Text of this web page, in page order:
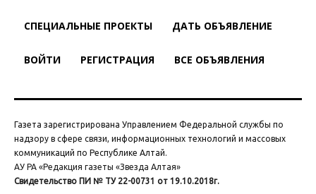
СПЕЦИАЛЬНЫЕ ПРОЕКТЫ ДАТЬ ОБЪЯВЛЕНИЕ
ВОЙТИ РЕГИСТРАЦИЯ ВСЕ ОБЪЯВЛЕНИЯ
Газета зарегистрирована Управлением Федеральной службы по
надзору в сфере связи, информационных технологий и массовых
коммуникаций по Республике Алтай.
АУ РА «Редакция газеты «Звезда Алтая»
Свидетельство ПИ № ТУ 22-00731 от 19.10.2018г.